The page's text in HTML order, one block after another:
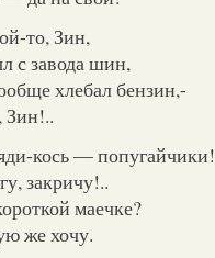
то, Зин,
с завода шин,
хлебал бензин,-
Зин!..
кось — попугайчики!
закричу!..
маечке?
же хочу.